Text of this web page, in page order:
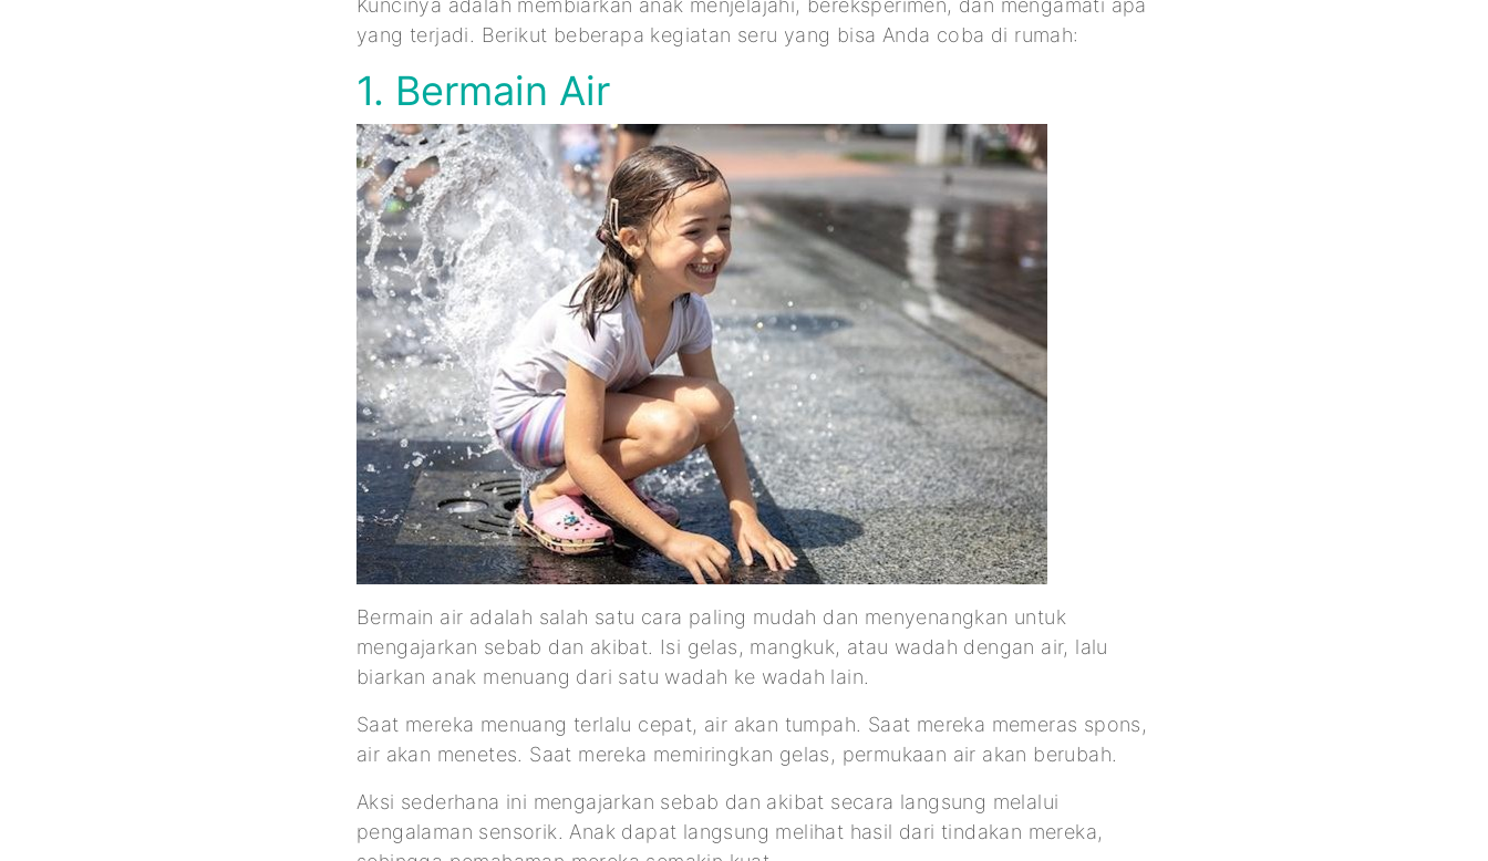
Kuncinya adalah membiarkan anak menjelajahi, bereksperimen, dan mengamati apa
yang terjadi. Berikut beberapa kegiatan seru yang bisa Anda coba di rumah:
1. Bermain Air
Bermain air adalah salah satu cara paling mudah dan menyenangkan untuk
mengajarkan sebab dan akibat. Isi gelas, mangkuk, atau wadah dengan air, lalu
biarkan anak menuang dari satu wadah ke wadah lain.
Saat mereka menuang terlalu cepat, air akan tumpah. Saat mereka memeras spons,
air akan menetes. Saat mereka memiringkan gelas, permukaan air akan berubah.
Aksi sederhana ini mengajarkan sebab dan akibat secara langsung melalui
pengalaman sensorik. Anak dapat langsung melihat hasil dari tindakan mereka,